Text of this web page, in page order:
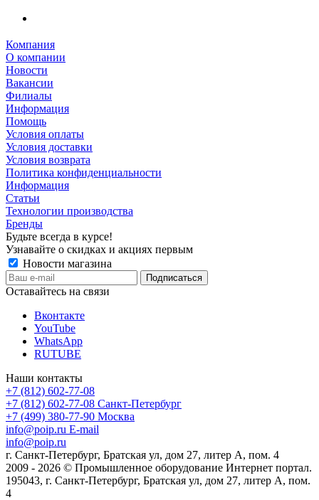
Компания
О компании
Новости
Вакансии
Филиалы
Информация
Помощь
Условия оплаты
Условия доставки
Условия возврата
Политика конфиденциальности
Информация
Статьи
Технологии производства
Бренды
Будьте всегда в курсе!
Узнавайте о скидках и акциях первым
Новости магазина
Оставайтесь на связи
Вконтакте
YouTube
WhatsApp
RUTUBE
Наши контакты
+7 (812) 602-77-08
+7 (812) 602-77-08 Санкт-Петербург
+7 (499) 380-77-90 Москва
info@poip.ru E-mail
info@poip.ru
г. Санкт-Петербург, Братская ул, дом 27, литер А, пом. 4
2009 - 2026 © Промышленное оборудование Интернет портал.
195043, г. Санкт-Петербург, Братская ул, дом 27, литер А, пом.
4